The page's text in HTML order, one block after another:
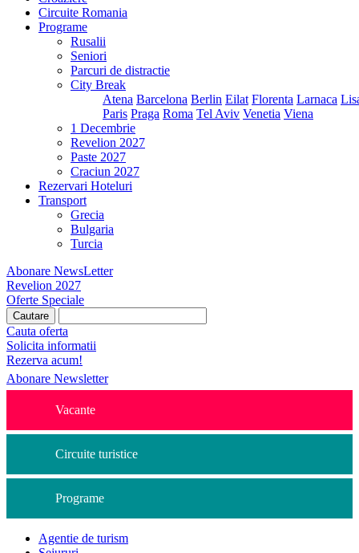
Circuite Romania
Programe
Rusalii
Seniori
Parcuri de distractie
City Break
Atena Barcelona Berlin Eilat Florenta Larnaca
Paris Praga Roma Tel Aviv Venetia Viena
1 Decembrie
Revelion 2027
Paste 2027
Craciun 2027
Rezervari Hoteluri
Transport
Grecia
Bulgaria
Turcia
Abonare NewsLetter
Revelion 2027
Oferte Speciale
Cauta oferta
Solicita informatii
Rezerva acum!
Abonare Newsletter
Vacante
Circuite turistice
Programe
Agentie de turism